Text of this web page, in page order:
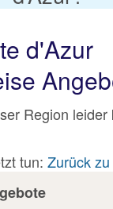
d'Azur
Region
tun: Zurück